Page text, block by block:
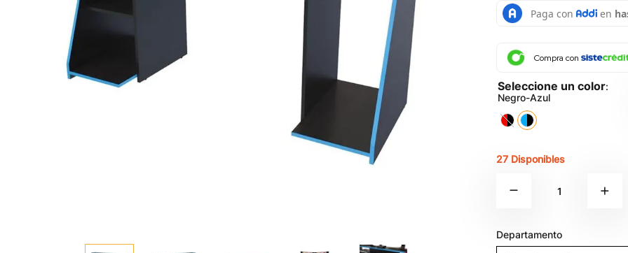
Compra con
:
Negro-Azul
27 Disponibles
Departamento